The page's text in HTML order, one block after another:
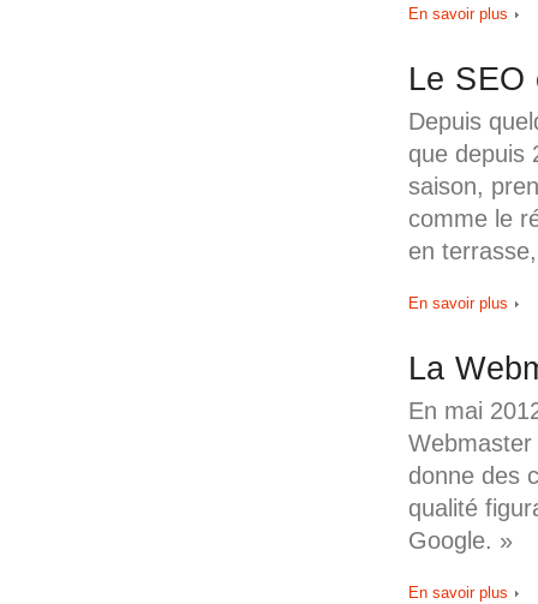
En savoir plus
Le SEO
Depuis
que depuis
saison,
comme le
en
En savoir plus
La
En mai
Webmaster
donne des
qualité
Google. »
En savoir plus